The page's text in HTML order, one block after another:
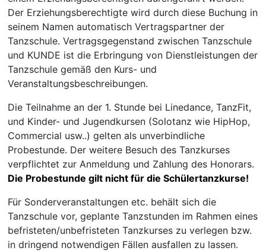
Der Erziehungsberechtigte wird durch diese Buchung in
seinem Namen automatisch Vertragspartner der
Tanzschule. Vertragsgegenstand zwischen Tanzschule
und KUNDE ist die Erbringung von Dienstleistungen der
Tanzschule gemäß den Kurs- und
Veranstaltungsbeschreibungen.
Die Teilnahme an der 1. Stunde bei Linedance, TanzFit,
und Kinder- und Jugendkursen (Solotanz wie HipHop,
Commercial usw..) gelten als unverbindliche
Probestunde. Der weitere Besuch des Tanzkurses
verpflichtet zur Anmeldung und Zahlung des Honorars.
Die Probestunde gilt nicht für die Schülertanzkurse!
Für Sonderveranstaltungen etc. behält sich die
Tanzschule vor, geplante Tanzstunden im Rahmen eines
befristeten/unbefristeten Tanzkurses zu verlegen bzw.
in dringend notwendigen Fällen ausfallen zu lassen.